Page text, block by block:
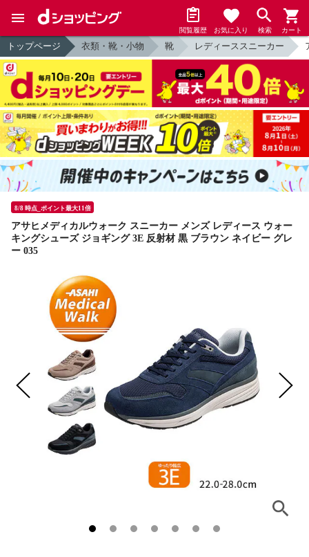
閲覧履歴 お気に入り 検索 カート
トップページ 衣類・靴・小物 靴 レディーススニーカー
8/8 時点_ポイント最大11倍
アサヒメディカルウォーク スニーカー メンズ レディース ウォー
キングシューズ ジョギング 3E 反射材 黒 ブラウン ネイビー グレ
ー 035